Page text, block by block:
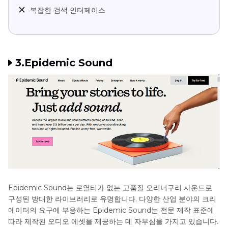
복잡한 검색 인터페이스
3.Epidemic Sound
Epidemic Sound는 로열티가 없는 고품질 오리너구리 사운드로
구성된 방대한 라이브러리로 유명합니다. 다양한 산업 분야의 크리
에이터의 요구에 부응하는 Epidemic Sound는 전문 제작 표준에
따라 제작된 오디오 에셋을 제공하는 데 자부심을 가지고 있습니다.